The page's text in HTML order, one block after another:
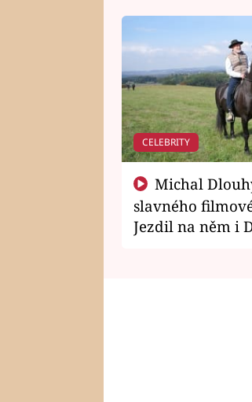
CELEBRITY
slavného
Jezdil na něm i